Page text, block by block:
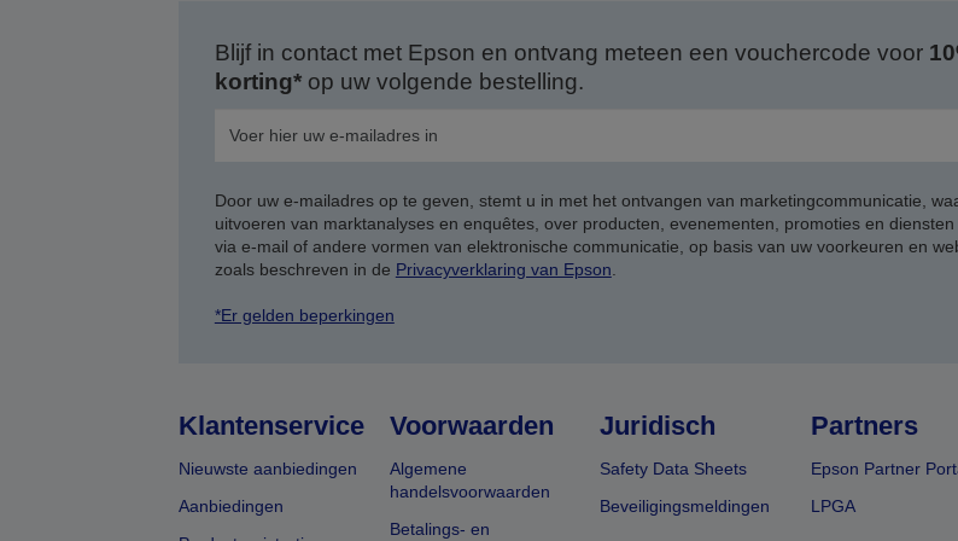
Blijf in contact met Epson en ontvang meteen een vouchercode voor
korting*op uw volgende bestelling.
Door uw e-mailadres op te geven, stemt u in met het ontvangen van marketingcommunicatie,
uitvoeren van marktanalyses en enquêtes, over producten, evenementen, promoties en diensten
via e-mail of andere vormen van elektronische communicatie, op basis van uw voorkeuren en
zoals beschreven in de Privacyverklaring van Epson.
*Er gelden beperkingen
Klantenservice
Nieuwste aanbiedingen
Aanbiedingen
Voorwaarden
Algemene
handelsvoorwaarden
Betalings- en
Juridisch
Safety Data Sheets
Beveiligingsmeldingen
Partners
Epson Partner
LPGA